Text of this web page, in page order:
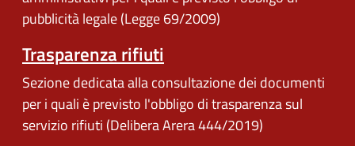
pubblicità legale (Legge 69/2009)
Trasparenza rifiuti
Sezione dedicata alla consultazione dei documenti
per i quali è previsto l'obbligo di trasparenza sul
servizio rifiuti (Delibera Arera 444/2019)